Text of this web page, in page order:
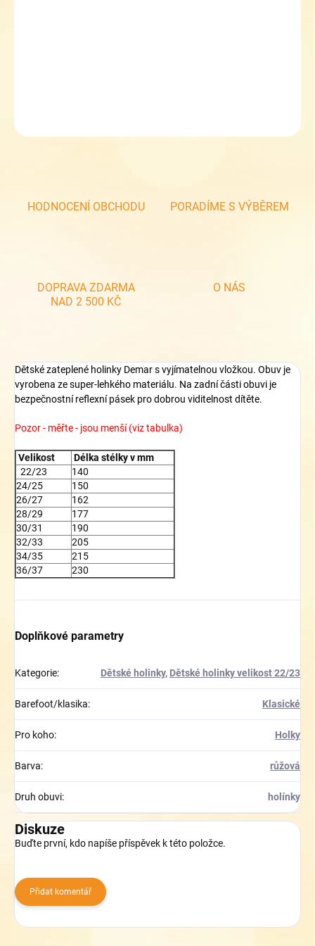
HODNOCENÍ OBCHODU PORADÍME S VÝBĚREM
DOPRAVA ZDARMA
NAD 2 500 KČ
O NÁS
Dětské zateplené holinky Demar s vyjímatelnou vložkou. Obuv je
vyrobena ze super-lehkého materiálu. Na zadní části obuvi je
bezpečnostní reflexní pásek pro dobrou viditelnost dítěte.
Pozor - měřte - jsou menší (viz tabulka)
Velikost
Délka stélky v mm
22/23
140
24/25
150
26/27
162
28/29
177
30/31
190
32/33
205
34/35
215
36/37
230
Doplňkové parametry
Kategorie: Dětské holinky, Dětské holinky velikost 22/23
Barefoot/klasika: Klasické
Pro koho: Holky
Barva: růžová
Druh obuvi: holínky
Diskuze
Buďte první, kdo napíše příspěvek k této položce.
Přidat komentář